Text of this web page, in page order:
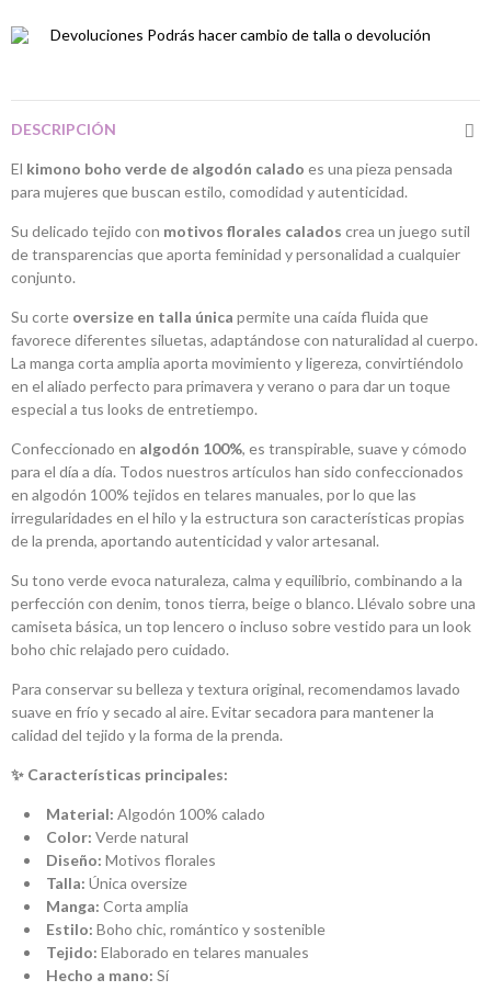
Devoluciones Podrás hacer cambio de talla o devolución
DESCRIPCIÓN
El kimono boho verde de algodón calado es una pieza pensada
para mujeres que buscan estilo, comodidad y autenticidad.
Su delicado tejido con motivos florales calados crea un juego sutil
de transparencias que aporta feminidad y personalidad a cualquier
conjunto.
Su corte oversize en talla única permite una caída fluida que
favorece diferentes siluetas, adaptándose con naturalidad al cuerpo.
La manga corta amplia aporta movimiento y ligereza, convirtiéndolo
en el aliado perfecto para primavera y verano o para dar un toque
especial a tus looks de entretiempo.
Confeccionado en algodón 100%, es transpirable, suave y cómodo
para el día a día. Todos nuestros artículos han sido confeccionados
en algodón 100% tejidos en telares manuales, por lo que las
irregularidades en el hilo y la estructura son características propias
de la prenda, aportando autenticidad y valor artesanal.
Su tono verde evoca naturaleza, calma y equilibrio, combinando a la
perfección con denim, tonos tierra, beige o blanco. Llévalo sobre una
camiseta básica, un top lencero o incluso sobre vestido para un look
boho chic relajado pero cuidado.
Para conservar su belleza y textura original, recomendamos lavado
suave en frío y secado al aire. Evitar secadora para mantener la
calidad del tejido y la forma de la prenda.
✨ Características principales:
Material: Algodón 100% calado
Color: Verde natural
Diseño: Motivos florales
Talla: Única oversize
Manga: Corta amplia
Estilo: Boho chic, romántico y sostenible
Tejido: Elaborado en telares manuales
Hecho a mano: Sí